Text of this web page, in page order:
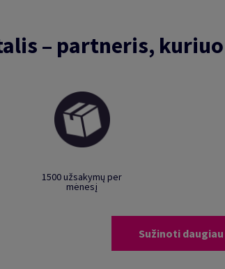
– partneris,
1500 užsakymų per
mėnesį
Sužinoti daugiau